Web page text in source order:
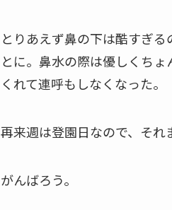
とりあえず鼻の下は酷すぎ
とに。鼻水の際は優しくち
くれて連呼もしなくなった。
再来週は登園日なので、それ
がんばろう。